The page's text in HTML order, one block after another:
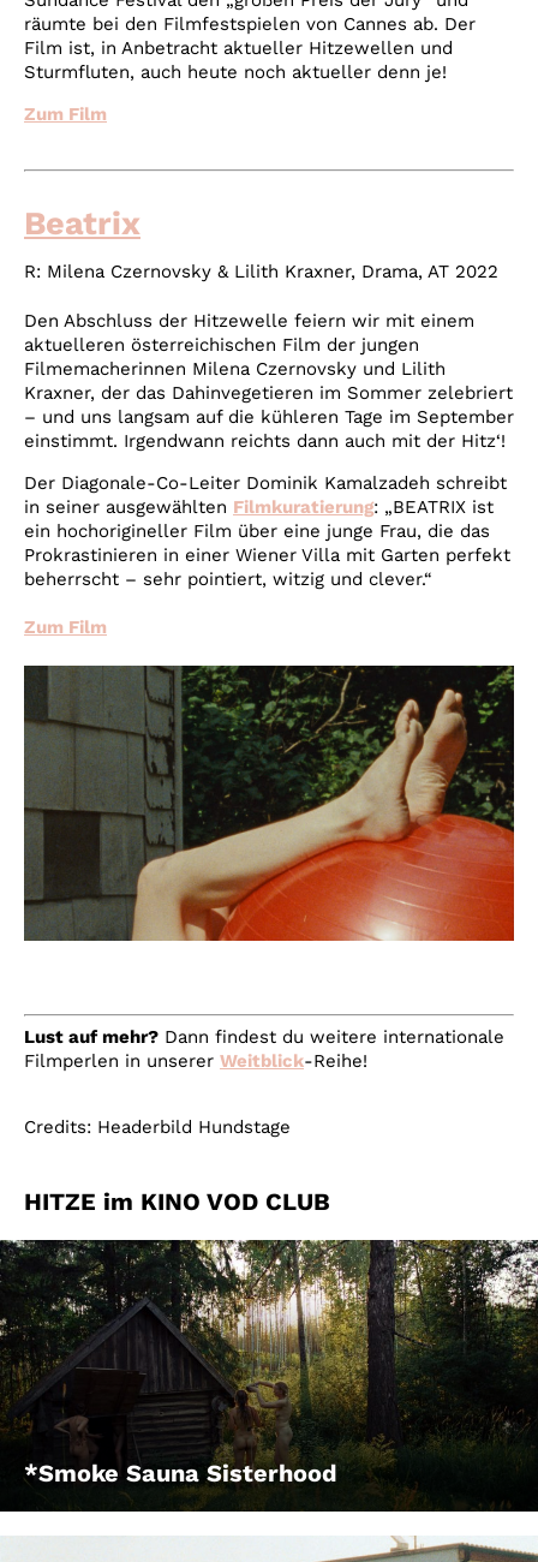
räumte bei den Filmfestspielen von Cannes ab. Der
Film ist, in Anbetracht aktueller Hitzewellen und
Sturmfluten, auch heute noch aktueller denn je!
Zum Film
Beatrix
R: Milena Czernovsky & Lilith Kraxner, Drama, AT 2022
Den Abschluss der Hitzewelle feiern wir mit einem
aktuelleren österreichischen Film der jungen
Filmemacherinnen Milena Czernovsky und Lilith
Kraxner, der das Dahinvegetieren im Sommer zelebriert
– und uns langsam auf die kühleren Tage im September
einstimmt. Irgendwann reichts dann auch mit der Hitz‘!
Der Diagonale-Co-Leiter Dominik Kamalzadeh schreibt
in seiner ausgewählten Filmkuratierung: „BEATRIX ist
ein hochorigineller Film über eine junge Frau, die das
Prokrastinieren in einer Wiener Villa mit Garten perfekt
beherrscht – sehr pointiert, witzig und clever.“
Zum Film
Lust auf mehr? Dann findest du weitere internationale
Filmperlen in unserer Weitblick-Reihe!
Credits: Headerbild Hundstage
HITZE im KINO VOD CLUB
*Smoke Sauna Sisterhood